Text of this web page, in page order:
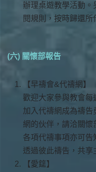
辦理桌遊教學活動。
閱規則，按時歸還所
(六) 關懷部報告
【早禱會&代禱網】
歡迎大家參與教會
加入代禱網成為禱
網的伙伴，請洽關懷
各項代禱事項亦可告
透過彼此禱告，共享
【愛筵】